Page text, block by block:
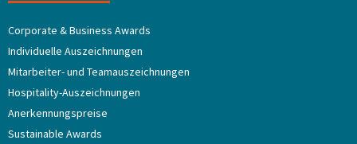
Corporate & Business Awards
Individuelle Auszeichnungen
Mitarbeiter- und Teamauszeichnungen
Hospitality-Auszeichnungen
Anerkennungspreise
Sustainable Awards